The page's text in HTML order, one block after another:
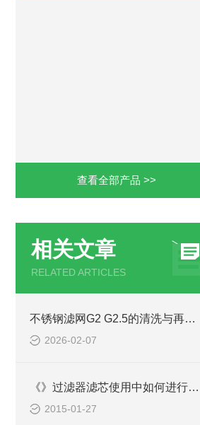
查看全部产品 >>
相关文章
RELATED ARTICLES
不锈钢滤网G2 G2.5的清洗与再生利用方法
2026-02-07
《》过滤器滤芯使用中如何进行安装
2015-01-27